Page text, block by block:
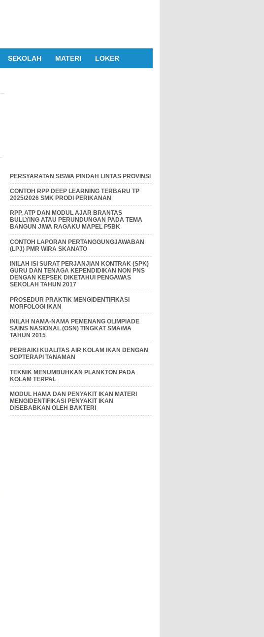
SEKOLAH MATERI LOKER
PERSYARATAN SISWA PINDAH LINTAS PROVINSI
CONTOH RPP DEEP LEARNING TERBARU TP
2025/2026 SMK PRODI PERIKANAN
RPP, ATP DAN MODUL AJAR BRANTAS
BULLYING ATAU PERUNDUNGAN PADA TEMA
BANGUN JIWA RAGAKU MAPEL P5BK
CONTOH LAPORAN PERTANGGUNGJAWABAN
(LPJ) PMR WIRA SKANATO
INILAH ISI SURAT PERJANJIAN KONTRAK (SPK)
GURU DAN TENAGA KEPENDIDIKAN NON PNS
DENGAN KEPSEK DIKETAHUI PENGAWAS
SEKOLAH TAHUN 2017
PROSEDUR PRAKTIK MENGIDENTIFIKASI
MORFOLOGI IKAN
INILAH NAMA-NAMA PEMENANG OLIMPIADE
SAINS NASIONAL (OSN) TINGKAT SMA/MA
TAHUN 2015
PERBAIKI KUALITAS AIR KOLAM IKAN DENGAN
SOPTERAPI TANAMAN
TEKNIK MENUMBUHKAN PLANKTON PADA
KOLAM TERPAL
MODUL HAMA DAN PENYAKIT IKAN MATERI
MENGIDENTIFIKASI PENYAKIT IKAN
DISEBABKAN OLEH BAKTERI